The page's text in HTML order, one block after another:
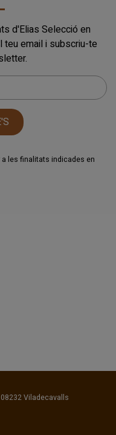
d'Elias Selecció en
email i subscriu-te
les finalitats indicades en
Viladecavalls